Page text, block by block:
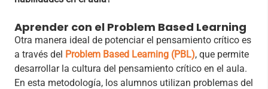
Aprender con el Problem Based Learning
Otra manera ideal de potenciar el pensamiento crítico es
a través del Problem Based Learning (PBL), que permite
desarrollar la cultura del pensamiento crítico en el aula.
En esta metodología, los alumnos utilizan problemas del